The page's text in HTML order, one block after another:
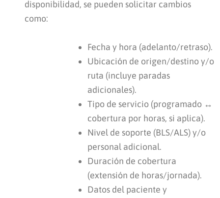
disponibilidad, se pueden solicitar cambios
como:
Fecha y hora (adelanto/retraso).
Ubicación de origen/destino y/o
ruta (incluye paradas
adicionales).
Tipo de servicio (programado ↔
cobertura por horas, si aplica).
Nivel de soporte (BLS/ALS) y/o
personal adicional.
Duración de cobertura
(extensión de horas/jornada).
Datos del paciente y